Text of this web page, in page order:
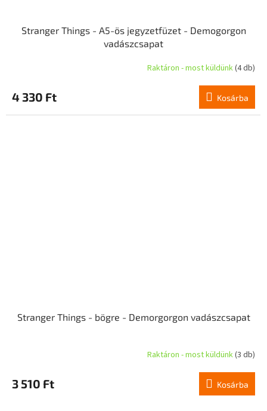
Stranger Things - A5-ös jegyzetfüzet - Demogorgon
vadászcsapat
Raktáron - most küldünk(4 db)
4 330 Ft Kosárba
Stranger Things - bögre - Demorgorgon vadászcsapat
Raktáron - most küldünk(3 db)
3 510 Ft Kosárba